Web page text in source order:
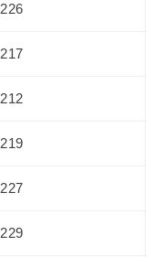
226
217
212
219
227
229